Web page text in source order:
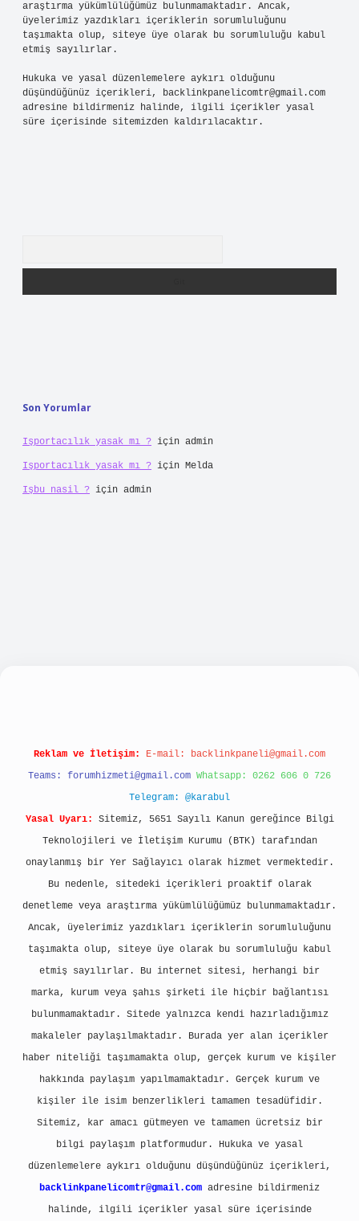
araştırma yükümlülüğümüz bulunmamaktadır. Ancak,
üyelerimiz yazdıkları içeriklerin sorumluluğunu
taşımakta olup, siteye üye olarak bu sorumluluğu kabul
etmiş sayılırlar.
Hukuka ve yasal düzenlemelere aykırı olduğunu
düşündüğünüz içerikleri, backlinkpanelicomtr@gmail.com
adresine bildirmeniz halinde, ilgili içerikler yasal
süre içerisinde sitemizden kaldırılacaktır.
Son Yorumlar
Işportacılık yasak mı ? için admin
Işportacılık yasak mı ? için Melda
Işbu nasil ? için admin
Reklam ve İletişim: E-mail: backlinkpaneli@gmail.com
Teams: forumhizmeti@gmail.com Whatsapp: 0262 606 0 726
Telegram: @karabul
Yasal Uyarı:
Sitemiz, 5651 Sayılı Kanun gereğince Bilgi
Teknolojileri ve İletişim Kurumu (BTK) tarafından
onaylanmış bir Yer Sağlayıcı olarak hizmet vermektedir.
Bu nedenle, sitedeki içerikleri proaktif olarak
denetleme veya araştırma yükümlülüğümüz bulunmamaktadır.
Ancak, üyelerimiz yazdıkları içeriklerin sorumluluğunu
taşımakta olup, siteye üye olarak bu sorumluluğu kabul
etmiş sayılırlar. Bu internet sitesi, herhangi bir
marka, kurum veya şahıs şirketi ile hiçbir bağlantısı
bulunmamaktadır. Sitede yalnızca kendi hazırladığımız
makaleler paylaşılmaktadır. Burada yer alan içerikler
haber niteliği taşımamakta olup, gerçek kurum ve kişiler
hakkında paylaşım yapılmamaktadır. Gerçek kurum ve
kişiler ile isim benzerlikleri tamamen tesadüfidir.
Sitemiz, kar amacı gütmeyen ve tamamen ücretsiz bir
bilgi paylaşım platformudur. Hukuka ve yasal
düzenlemelere aykırı olduğunu düşündüğünüz içerikleri,
backlinkpanelicomtr@gmail.com adresine bildirmeniz
halinde, ilgili içerikler yasal süre içerisinde